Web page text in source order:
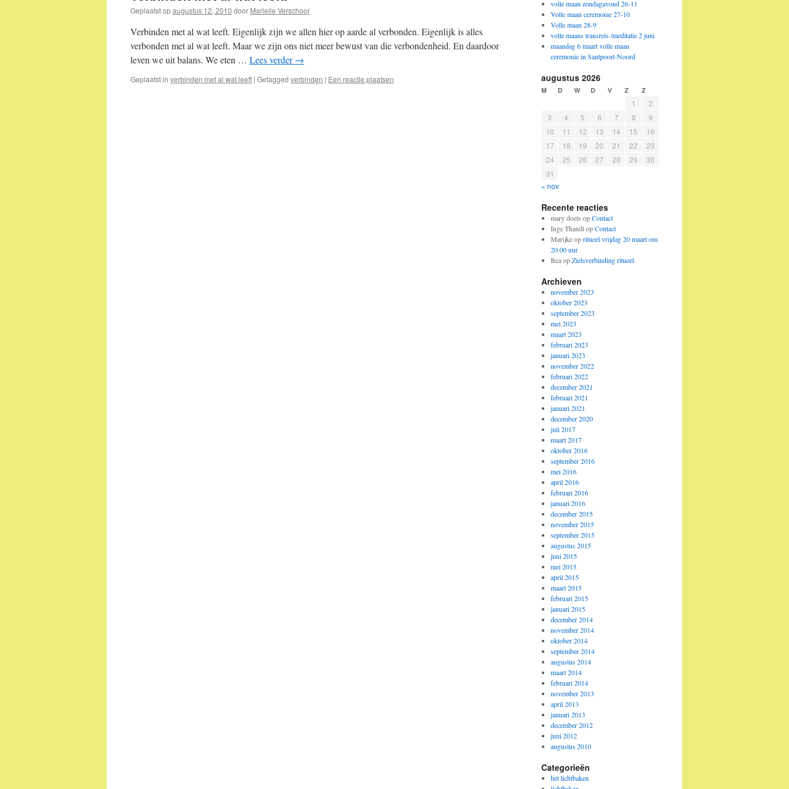
Geplaatst opaugustus 12, 2010 door Marielle Verschoor
Verbinden met al wat leeft. Eigenlijk zijn we allen hier op aarde al verbonden. Eigenlijk is alles
verbonden met al wat leeft. Maar we zijn ons niet meer bewust van die verbondenheid. En daardoor
leven we uit balans. We eten … Lees verder→
Geplaatst in verbinden met al wat leeft | Getagged verbinden | Een reactie plaatsen
volle maan zondagavond 26-11
Volle maan ceremonie 27-10
Volle maan 28-9
volle maans transreis /meditatie 2 juni
maandag 6 maart volle maan
ceremonie in Santpoort-Noord
augustus 2026
M D W D V Z Z
1
2
3
4 5 6 7 8
9
10
11 12 13 14 15
16
17
18 19 20 21 22
23
24
25 26 27 28 29
30
31
« nov
Recente reacties
mary doets opContact
Inge ThandtopContact
Marijkeopritueel vrijdag 20 maart om
20.00 uur
BeaopZielsverbinding ritueel
Archieven
november 2023
oktober 2023
september 2023
mei 2023
maart 2023
februari 2023
januari 2023
november 2022
februari 2022
december 2021
februari 2021
januari 2021
december 2020
juli 2017
maart 2017
oktober 2016
september 2016
mei 2016
april 2016
februari 2016
januari 2016
december 2015
november 2015
september 2015
augustus 2015
juni 2015
mei 2015
april 2015
maart 2015
februari 2015
januari 2015
december 2014
november 2014
oktober 2014
september 2014
augustus 2014
maart 2014
februari 2014
november 2013
april 2013
januari 2013
december 2012
juni 2012
augustus 2010
Categorieën
het lichtbaken